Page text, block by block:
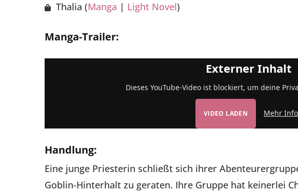
Thalia (Manga | Light Novel)
Manga-Trailer:
Externer Inhalt
Dieses YouTube-Video ist blockiert, um deine
VIDEO LADEN Mehr
Handlung:
Eine junge Priesterin schließt sich ihrer
Goblin-Hinterhalt zu geraten. Ihre Gruppe hat keinerlei